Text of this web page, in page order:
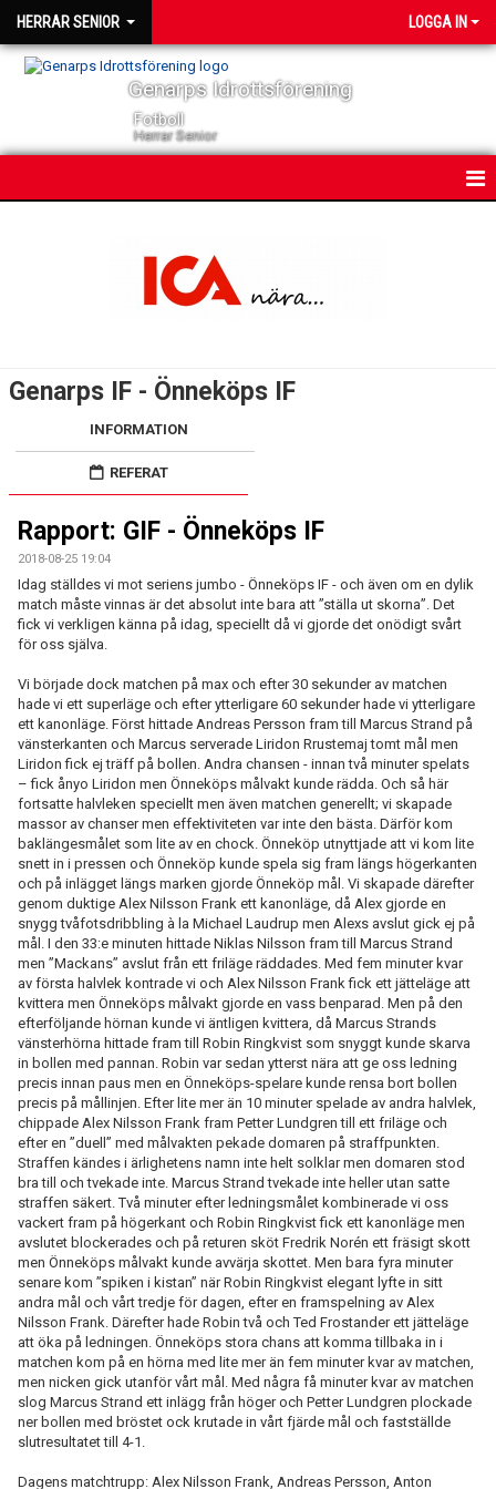
HERRAR SENIOR LOGGA IN
Genarps Idrottsförening
Fotboll
Herrar Senior
EKEVALLEN IP
DOKUMENT
BILDER
STATISTIK
ÅRSKORT A-LAG 2026
Genarps IF - Önneköps IF
INFORMATION
REFERAT
Rapport: GIF - Önneköps IF
2018-08-25 19:04
Idag ställdes vi mot seriens jumbo - Önneköps IF - och även om en dylik
match måste vinnas är det absolut inte bara att ”ställa ut skorna”. Det
fick vi verkligen känna på idag, speciellt då vi gjorde det onödigt svårt
för oss själva.
Vi började dock matchen på max och efter 30 sekunder av matchen
hade vi ett superläge och efter ytterligare 60 sekunder hade vi ytterligare
ett kanonläge. Först hittade Andreas Persson fram till Marcus Strand på
vänsterkanten och Marcus serverade Liridon Rrustemaj tomt mål men
Liridon fick ej träff på bollen. Andra chansen - innan två minuter spelats
– fick ånyo Liridon men Önneköps målvakt kunde rädda. Och så här
fortsatte halvleken speciellt men även matchen generellt; vi skapade
massor av chanser men effektiviteten var inte den bästa. Därför kom
baklängesmålet som lite av en chock. Önneköp utnyttjade att vi kom lite
snett in i pressen och Önneköp kunde spela sig fram längs högerkanten
och på inlägget längs marken gjorde Önneköp mål. Vi skapade därefter
genom duktige Alex Nilsson Frank ett kanonläge, då Alex gjorde en
snygg tvåfotsdribbling à la Michael Laudrup men Alexs avslut gick ej på
mål. I den 33:e minuten hittade Niklas Nilsson fram till Marcus Strand
men ”Mackans” avslut från ett friläge räddades. Med fem minuter kvar
av första halvlek kontrade vi och Alex Nilsson Frank fick ett jätteläge att
kvittera men Önneköps målvakt gjorde en vass benparad. Men på den
efterföljande hörnan kunde vi äntligen kvittera, då Marcus Strands
vänsterhörna hittade fram till Robin Ringkvist som snyggt kunde skarva
in bollen med pannan. Robin var sedan ytterst nära att ge oss ledning
precis innan paus men en Önneköps-spelare kunde rensa bort bollen
precis på mållinjen. Efter lite mer än 10 minuter spelade av andra halvlek,
chippade Alex Nilsson Frank fram Petter Lundgren till ett friläge och
efter en ”duell” med målvakten pekade domaren på straffpunkten.
Straffen kändes i ärlighetens namn inte helt solklar men domaren stod
bra till och tvekade inte. Marcus Strand tvekade inte heller utan satte
straffen säkert. Två minuter efter ledningsmålet kombinerade vi oss
vackert fram på högerkant och Robin Ringkvist fick ett kanonläge men
avslutet blockerades och på returen sköt Fredrik Norén ett fräsigt skott
men Önneköps målvakt kunde avvärja skottet. Men bara fyra minuter
senare kom ”spiken i kistan” när Robin Ringkvist elegant lyfte in sitt
andra mål och vårt tredje för dagen, efter en framspelning av Alex
Nilsson Frank. Därefter hade Robin två och Ted Frostander ett jätteläge
att öka på ledningen. Önneköps stora chans att komma tillbaka in i
matchen kom på en hörna med lite mer än fem minuter kvar av matchen,
men nicken gick utanför vårt mål. Med några få minuter kvar av matchen
slog Marcus Strand ett inlägg från höger och Petter Lundgren plockade
ner bollen med bröstet ock krutade in vårt fjärde mål och fastställde
slutresultatet till 4-1.
Dagens matchtrupp: Alex Nilsson Frank, Andreas Persson, Anton